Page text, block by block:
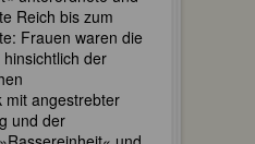
Reich bis zum
Frauen waren die
der
mit angestrebter
und der